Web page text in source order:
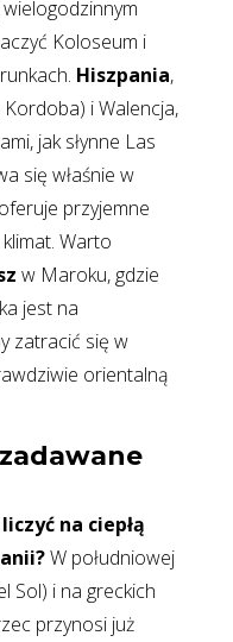
Koloseum i
Hiszpania,
Kordoba) i Walencja,
jak słynne Las
się właśnie w
przyjemne
Warto
w Maroku, gdzie
jest na
zatracić się w
orientalną
na ciepłą
W południowej
Sol) i na greckich
przynosi już